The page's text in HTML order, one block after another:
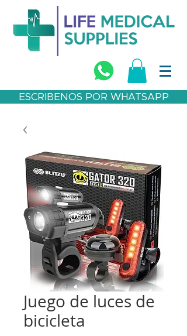
ESCRIBENOS POR WHATSAPP
Juego de luces de
bicicleta